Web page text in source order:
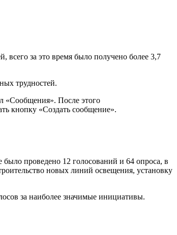
за это время было получено более 3,7
трудностей.
«Сообщения». После этого
кнопку «Создать сообщение».
проведено 12 голосований и 64 опроса, в
новых линий освещения, установку
за наиболее значимые инициативы.